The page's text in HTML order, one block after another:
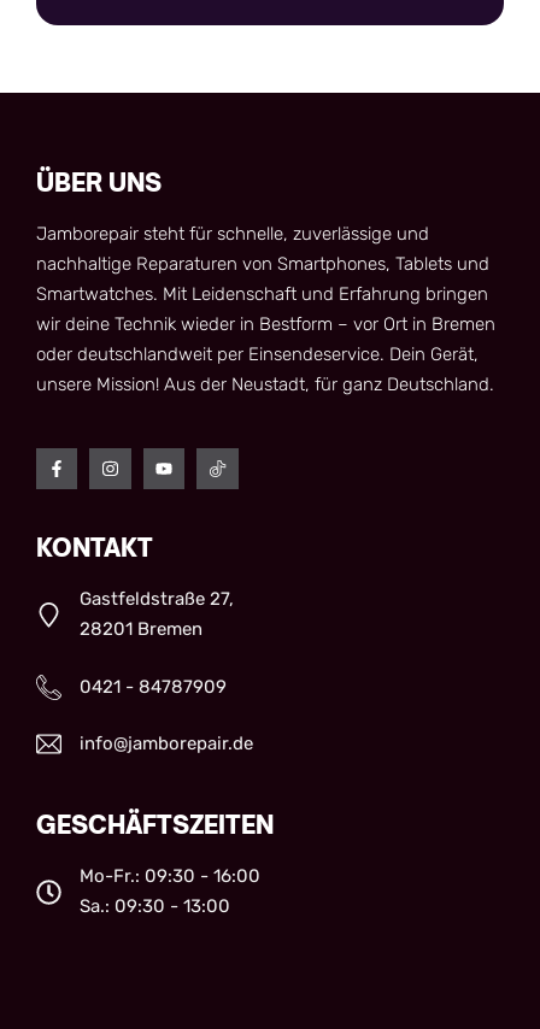
ÜBER UNS
Jamborepair steht für schnelle, zuverlässige und
nachhaltige Reparaturen von Smartphones, Tablets und
Smartwatches. Mit Leidenschaft und Erfahrung bringen
wir deine Technik wieder in Bestform – vor Ort in Bremen
oder deutschlandweit per Einsendeservice. Dein Gerät,
unsere Mission! Aus der Neustadt, für ganz Deutschland.
KONTAKT
Gastfeldstraße 27,
28201 Bremen
0421 - 84787909
info@jamborepair.de
GESCHÄFTSZEITEN
Mo-Fr.: 09:30 - 16:00
Sa.: 09:30 - 13:00